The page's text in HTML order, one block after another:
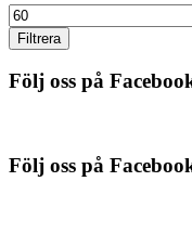
Min
prisFiltrera
Följ oss på
Följ oss på